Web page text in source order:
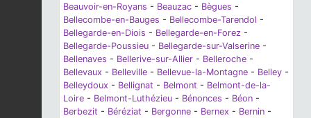
Beauvoir-en-Royans - Beauzac - Bègues -
Bellecombe-en-Bauges - Bellecombe-Tarendol -
Bellegarde-en-Diois - Bellegarde-en-Forez -
Bellegarde-Poussieu - Bellegarde-sur-Valserine -
Bellenaves - Bellerive-sur-Allier - Belleroche -
Bellevaux - Belleville - Bellevue-la-Montagne - Belley -
Belleydoux - Bellignat - Belmont - Belmont-de-la-
Loire - Belmont-Luthézieu - Bénonces - Béon -
Berbezit - Béréziat - Bergonne - Bernex - Bernin -